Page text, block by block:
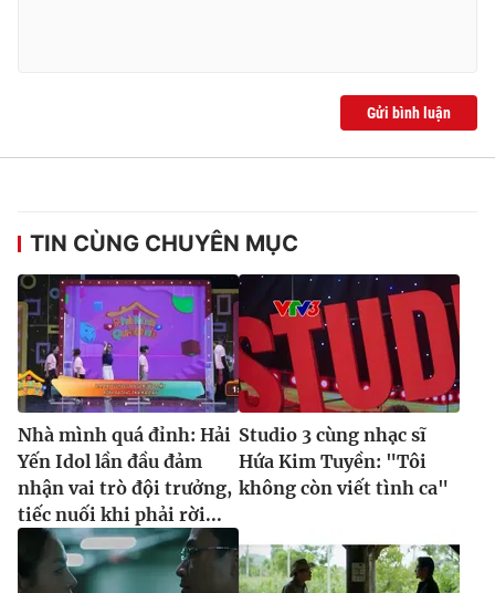
Gửi bình luận
TIN CÙNG CHUYÊN MỤC
Nhà mình quá đỉnh: Hải
Yến Idol lần đầu đảm
nhận vai trò đội trưởng,
tiếc nuối khi phải rời...
Studio 3 cùng nhạc sĩ
Hứa Kim Tuyền: "Tôi
không còn viết tình ca"